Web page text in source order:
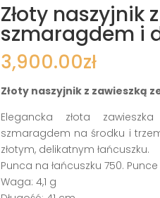
Złoty naszyjnik
szmaragdem i
3,900.00zł
Złoty naszyjnik z zawieszką
Elegancka złota
szmaragdem na środku i
złotym, delikatnym łańcuszku.
Punca na łańcuszku 750.
Waga: 4,1 g